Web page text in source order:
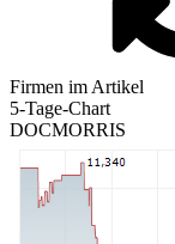
Firmen im Artikel
5-Tage-Chart
DOCMORRIS